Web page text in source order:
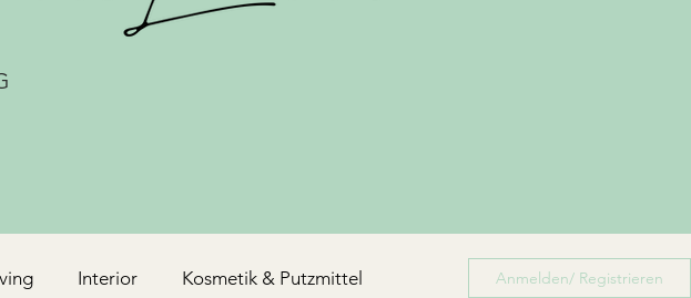
Interior Kosmetik & Putzmittel Anmelden/ Registrieren